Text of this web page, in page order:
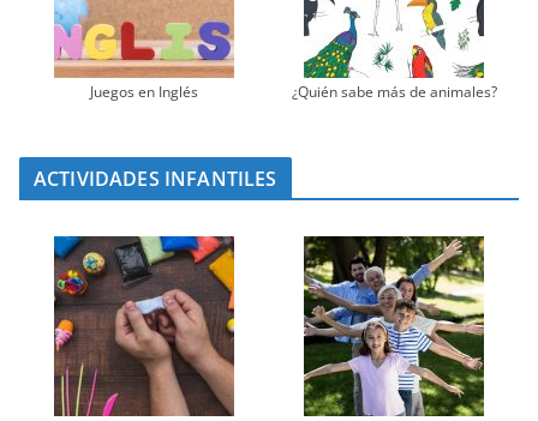
Juegos en Inglés ¿Quién sabe más de animales?
ACTIVIDADES INFANTILES